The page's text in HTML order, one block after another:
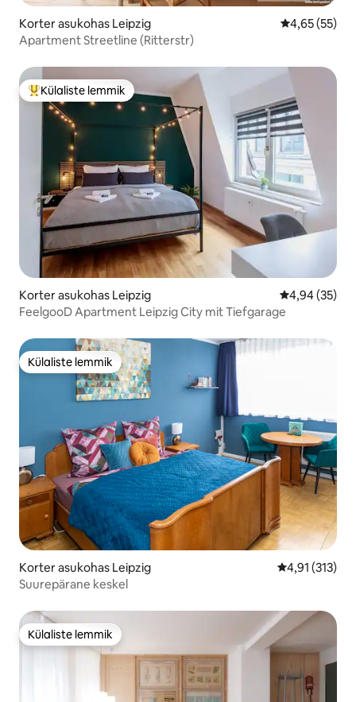
Korter asukohas Leipzig Keskmine
4,65 (55)
Apartment Streetline (Ritterstr)
Külaliste suur lemmik
Külaliste lemmik
Korter asukohas Leipzig Keskmine
4,94 (35)
FeelgooD Apartment Leipzig City mit Tiefgarage
Külaliste lemmik
Külaliste lemmik
Korter asukohas Leipzig Keskmine
4,91 (313)
Suurepärane keskel
Külaliste lemmik
Külaliste lemmik